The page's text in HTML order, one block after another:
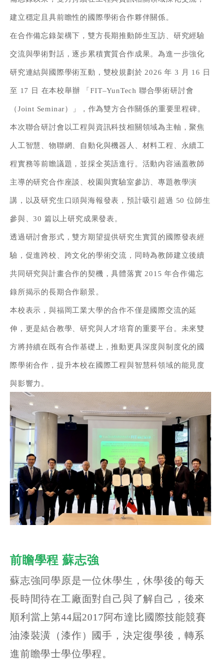
建立穩定且具前瞻性的國際學術合作夥伴關係。
在合作備忘錄架構下，雙方長期推動師生互訪、研究經驗
交流與學術對話，逐步累積實質合作成果。為進一步強化
研究連結與國際學術互動，雙校規劃於 2026 年 3 月 16 日
至 17 日 在本校舉辦 「FIT–YunTech 聯合學術研討會
（Joint Seminar）」，作為雙方合作關係的重要里程碑。
本次聯合研討會以工程與資訊科技相關領域為主軸，聚焦
人工智慧、物聯網、自動化與機器人、材料工程、永續工
程實務等前瞻議題，並採全英語進行。活動內容涵蓋教師
主導的研究合作座談、校園與實驗室參訪、專題教學演
講，以及研究生口頭與海報發表，預計吸引超過 50 位師生
參與、30 篇以上研究成果發表。
透過研討會形式，雙方期望提供研究生實質的國際發表經
驗，促進跨校、跨文化的學術交流，同時為教師建立後續
共同研究與計畫合作的契機，具體落實 2015 年合作備忘
錄所揭示的長期合作願景。
本校表示，與福岡工業大學的合作不僅是國際交流的延
伸，更是結合教學、研究與人才培育的重要平台。未來雙
方將持續在既有合作基礎上，推動更具深度與制度化的國
際學術合作，提升本校在國際工程與智慧科領域的能見度
與影響力。
前瞻學程 蘇志強
蘇志強同學原是一位休學生，休學後的每天
長時間待在工廠面對自己與了解自己，後來
順利當上第44屆2017阿布達比國際技能競賽
油漆裝潢（漆作）國手，決定復學後，轉系
進前瞻學士學位學程。